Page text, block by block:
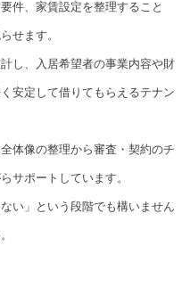
件、家賃設定を整理すること
せます。
し、入居希望者の事業内容や財
安定して借りてもらえるテナン
体像の整理から審査・契約のチ
サポートしています。
い」という段階でも構いません